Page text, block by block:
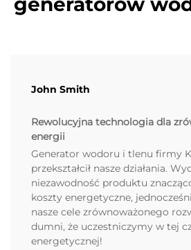
John Smith
Rewolucyjna technologia dla
energii
Generator wodoru i tlenu firmy
przekształcił nasze działania.
niezawodność produktu
koszty energetyczne,
nasze cele zrównoważonego
dumni, że uczestniczymy w tej
energetycznej!